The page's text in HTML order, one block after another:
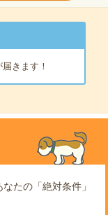
届きます！
たの「絶対条件」